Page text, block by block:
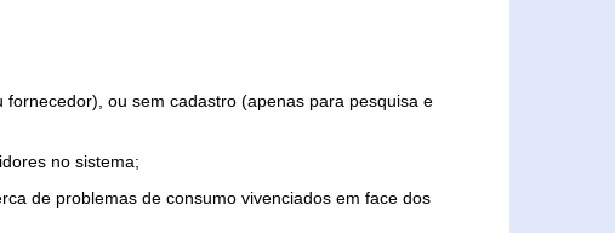
ou sem cadastro (apenas para pesquisa e
no sistema;
de problemas de consumo vivenciados em face dos